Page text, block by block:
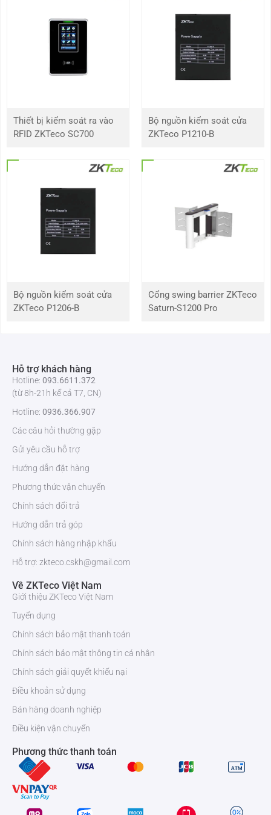
Chiều dài thanh cần 4.5m
Telescopic boom
Công suất đầu ra
Điện áp hoạt động
Nguồn điện AC 220V / 110V, 50Hz đến 60Hz
Kích thước khung
Khối lượng tịnh
Mua ngay barie tự động
để nhận được sản phẩm chất lượng, giá tốt nhất và bảo hành
12 tháng.
Thiết bị kiểm soát ra vào
RFID ZKTeco SC700
Bộ nguồn kiểm soát cửa
ZKTeco P1210-B
Bộ nguồn kiểm soát cửa
ZKTeco P1206-B
Cổng swing barrier ZKTeco
Saturn-S1200 Pro
Hỗ trợ khách hàng
Hotline: 093.6611.372
(từ 8h-21h kể cả T7, CN)
Hotline: 0936.366.907
Các câu hỏi thường gặp
Gửi yêu cầu hỗ trợ
Hướng dẫn đặt hàng
Phương thức vận chuyển
Chính sách đổi trả
Hướng dẫn trả góp
Chính sách hàng nhập khẩu
Hỗ trợ: zkteco.cskh@gmail.com
Về ZKTeco Việt Nam
Giới thiệu ZKTeco Việt Nam
Tuyển dụng
Chính sách bảo mật thanh toán
Chính sách bảo mật thông tin cá nhân
Chính sách giải quyết khiếu nại
Điều khoản sử dụng
Bán hàng doanh nghiệp
Điều kiện vận chuyển
Phương thức thanh toán